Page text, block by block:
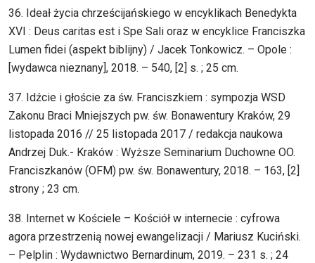
36. Ideał życia chrześcijańskiego w encyklikach Benedykta
XVI : Deus caritas est i Spe Sali oraz w encyklice Franciszka
Lumen fidei (aspekt biblijny) / Jacek Tonkowicz. – Opole :
[wydawca nieznany], 2018. – 540, [2] s. ; 25 cm.
37. Idźcie i głoście za św. Franciszkiem : sympozja WSD
Zakonu Braci Mniejszych pw. św. Bonawentury Kraków, 29
listopada 2016 // 25 listopada 2017 / redakcja naukowa
Andrzej Duk.- Kraków : Wyższe Seminarium Duchowne OO.
Franciszkanów (OFM) pw. św. Bonawentury, 2018. – 163, [2]
strony ; 23 cm.
38. Internet w Kościele – Kościół w internecie : cyfrowa
agora przestrzenią nowej ewangelizacji / Mariusz Kuciński.
– Pelplin : Wydawnictwo Bernardinum, 2019. – 231 s. ; 24